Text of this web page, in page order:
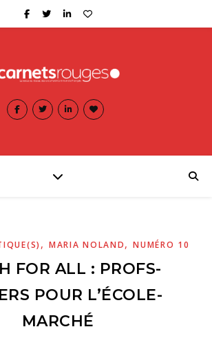
, MARIA NOLAND,NUMÉRO 10
FOR ALL : PROFS-
POUR L’ÉCOLE-
MARCHÉ